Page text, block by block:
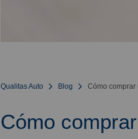
Qualitas Auto Blog Cómo comprar
Cómo